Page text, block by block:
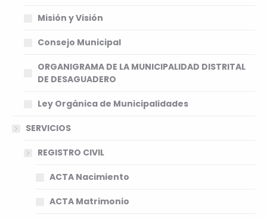
Misión y Visión
Consejo Municipal
ORGANIGRAMA DE LA MUNICIPALIDAD DISTRITAL
DE DESAGUADERO
Ley Orgánica de Municipalidades
SERVICIOS
REGISTRO CIVIL
ACTA Nacimiento
ACTA Matrimonio